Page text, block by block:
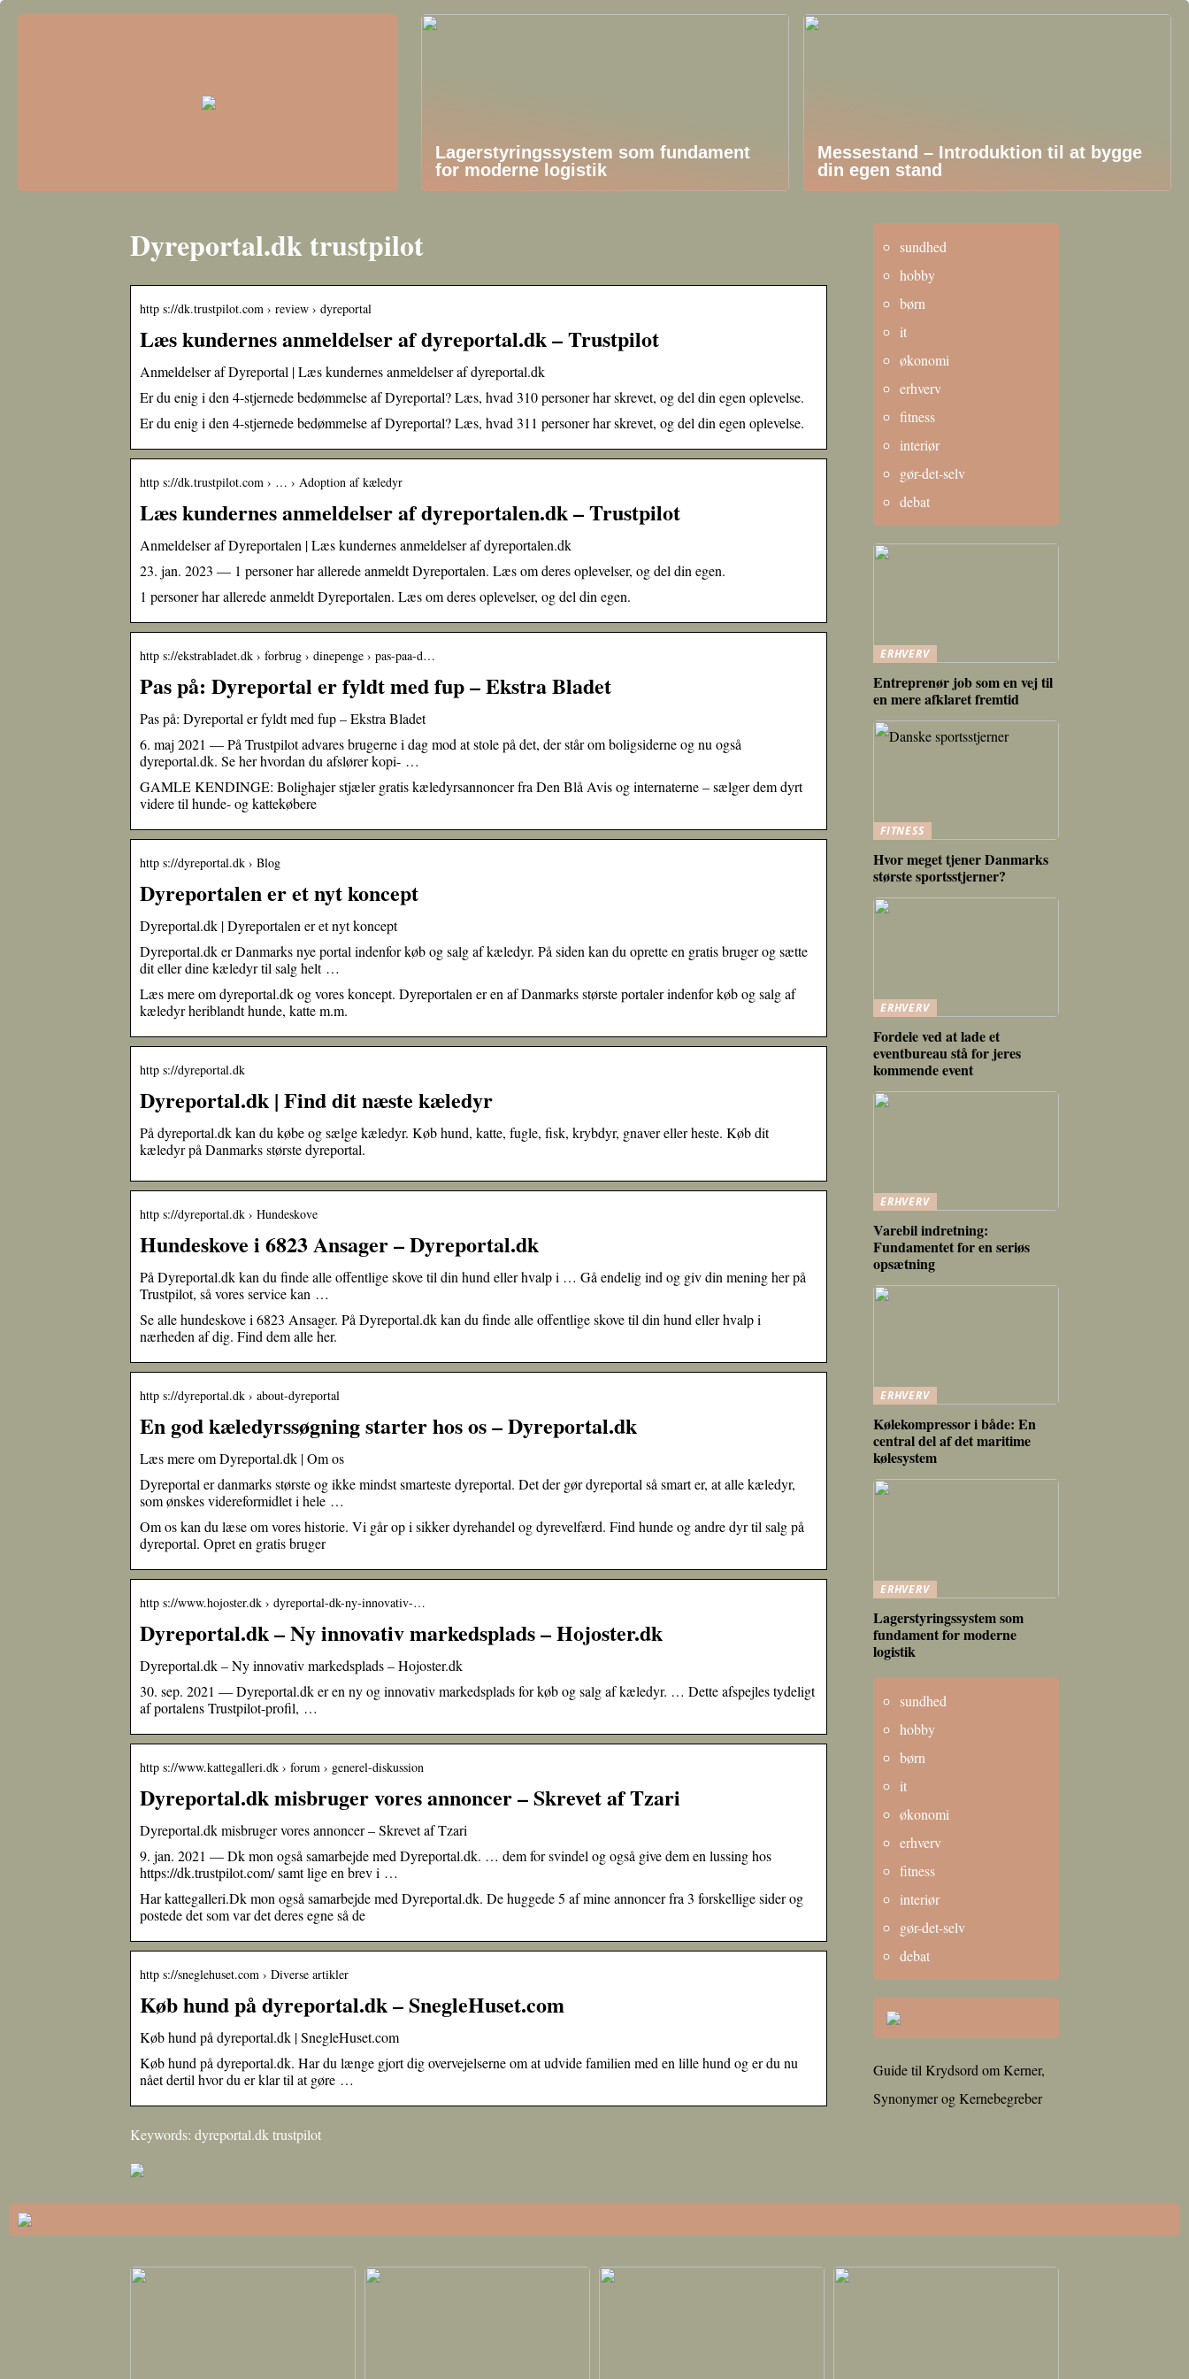
Lagerstyringssystem som fundament
for moderne logistik
Messestand – Introduktion til at bygge
din egen stand
Dyreportal.dk trustpilot
http s://dk.trustpilot.com › review › dyreportal
Læs kundernes anmeldelser af dyreportal.dk – Trustpilot
Anmeldelser af Dyreportal | Læs kundernes anmeldelser af dyreportal.dk
Er du enig i den 4-stjernede bedømmelse af Dyreportal? Læs, hvad 310 personer har skrevet, og del din egen oplevelse.
Er du enig i den 4-stjernede bedømmelse af Dyreportal? Læs, hvad 311 personer har skrevet, og del din egen oplevelse.
http s://dk.trustpilot.com › … › Adoption af kæledyr
Læs kundernes anmeldelser af dyreportalen.dk – Trustpilot
Anmeldelser af Dyreportalen | Læs kundernes anmeldelser af dyreportalen.dk
23. jan. 2023 — 1 personer har allerede anmeldt Dyreportalen. Læs om deres oplevelser, og del din egen.
1 personer har allerede anmeldt Dyreportalen. Læs om deres oplevelser, og del din egen.
http s://ekstrabladet.dk › forbrug › dinepenge › pas-paa-d…
Pas på: Dyreportal er fyldt med fup – Ekstra Bladet
Pas på: Dyreportal er fyldt med fup – Ekstra Bladet
6. maj 2021 — På Trustpilot advares brugerne i dag mod at stole på det, der står om boligsiderne og nu også
dyreportal.dk. Se her hvordan du afslører kopi- …
GAMLE KENDINGE: Bolighajer stjæler gratis kæledyrsannoncer fra Den Blå Avis og internaterne – sælger dem dyrt
videre til hunde- og kattekøbere
http s://dyreportal.dk › Blog
Dyreportalen er et nyt koncept
Dyreportal.dk | Dyreportalen er et nyt koncept
Dyreportal.dk er Danmarks nye portal indenfor køb og salg af kæledyr. På siden kan du oprette en gratis bruger og sætte
dit eller dine kæledyr til salg helt …
Læs mere om dyreportal.dk og vores koncept. Dyreportalen er en af Danmarks største portaler indenfor køb og salg af
kæledyr heriblandt hunde, katte m.m.
http s://dyreportal.dk
Dyreportal.dk | Find dit næste kæledyr
På dyreportal.dk kan du købe og sælge kæledyr. Køb hund, katte, fugle, fisk, krybdyr, gnaver eller heste. Køb dit
kæledyr på Danmarks største dyreportal.
http s://dyreportal.dk › Hundeskove
Hundeskove i 6823 Ansager – Dyreportal.dk
På Dyreportal.dk kan du finde alle offentlige skove til din hund eller hvalp i … Gå endelig ind og giv din mening her på
Trustpilot, så vores service kan …
Se alle hundeskove i 6823 Ansager. På Dyreportal.dk kan du finde alle offentlige skove til din hund eller hvalp i
nærheden af dig. Find dem alle her.
http s://dyreportal.dk › about-dyreportal
En god kæledyrssøgning starter hos os – Dyreportal.dk
Læs mere om Dyreportal.dk | Om os
Dyreportal er danmarks største og ikke mindst smarteste dyreportal. Det der gør dyreportal så smart er, at alle kæledyr,
som ønskes videreformidlet i hele …
Om os kan du læse om vores historie. Vi går op i sikker dyrehandel og dyrevelfærd. Find hunde og andre dyr til salg på
dyreportal. Opret en gratis bruger
http s://www.hojoster.dk › dyreportal-dk-ny-innovativ-…
Dyreportal.dk – Ny innovativ markedsplads – Hojoster.dk
Dyreportal.dk – Ny innovativ markedsplads – Hojoster.dk
30. sep. 2021 — Dyreportal.dk er en ny og innovativ markedsplads for køb og salg af kæledyr. … Dette afspejles tydeligt
af portalens Trustpilot-profil, …
http s://www.kattegalleri.dk › forum › generel-diskussion
Dyreportal.dk misbruger vores annoncer – Skrevet af Tzari
Dyreportal.dk misbruger vores annoncer – Skrevet af Tzari
9. jan. 2021 — Dk mon også samarbejde med Dyreportal.dk. … dem for svindel og også give dem en lussing hos
https://dk.trustpilot.com/ samt lige en brev i …
Har kattegalleri.Dk mon også samarbejde med Dyreportal.dk. De huggede 5 af mine annoncer fra 3 forskellige sider og
postede det som var det deres egne så de
http s://sneglehuset.com › Diverse artikler
Køb hund på dyreportal.dk – SnegleHuset.com
Køb hund på dyreportal.dk | SnegleHuset.com
Køb hund på dyreportal.dk. Har du længe gjort dig overvejelserne om at udvide familien med en lille hund og er du nu
nået dertil hvor du er klar til at gøre …
Keywords: dyreportal.dk trustpilot
sundhed
hobby
børn
it
økonomi
erhverv
fitness
interiør
gør-det-selv
debat
ERHVERV
Entreprenør job som en vej til
en mere afklaret fremtid
FITNESS
Hvor meget tjener Danmarks
største sportsstjerner?
ERHVERV
Fordele ved at lade et
eventbureau stå for jeres
kommende event
ERHVERV
Varebil indretning:
Fundamentet for en seriøs
opsætning
ERHVERV
Kølekompressor i både: En
central del af det maritime
kølesystem
ERHVERV
Lagerstyringssystem som
fundament for moderne
logistik
sundhed
hobby
børn
it
økonomi
erhverv
fitness
interiør
gør-det-selv
debat
Guide til Krydsord om Kerner,
Synonymer og Kernebegreber